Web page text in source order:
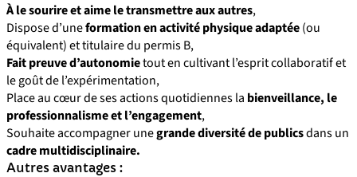
À le sourire et aime le transmettre aux autres,
Dispose d’uneformation en activité physique adaptée(ou
équivalent) et titulaire du permis B,
Fait preuve d’autonomietout en cultivant l’esprit collaboratif et
le goût de l’expérimentation,
Place au cœur de ses actions quotidiennes la bienveillance, le
professionnalisme et l’engagement,
Souhaite accompagner unegrande diversité de publicsdans un
cadre multidisciplinaire.
Autres avantages :